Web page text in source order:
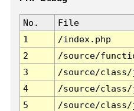
No. File
1
/index.php
2
/source/
3
/source/class/
4
/source/class/
5
/source/class/